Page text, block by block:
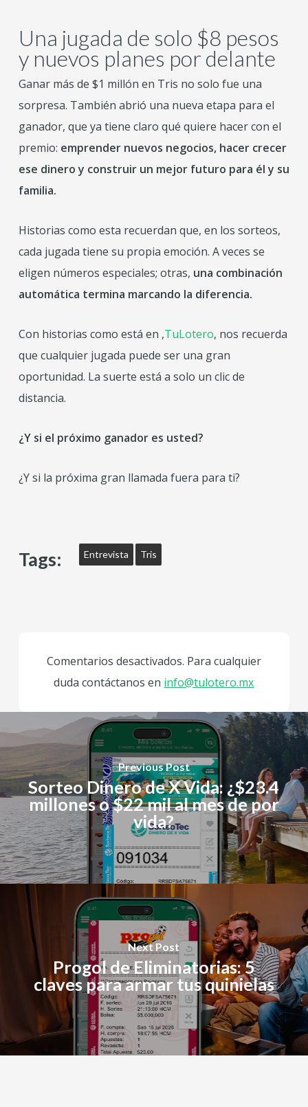
Una jugada de solo $8 pesos
y nuevos planes por delante
Ganar más de $1 millón en Tris no solo fue una
sorpresa. También abrió una nueva etapa para el
ganador, que ya tiene claro qué quiere hacer con el
premio: emprender nuevos negocios, hacer crecer
ese dinero y construir un mejor futuro para él y su
familia.
Historias como esta recuerdan que, en los sorteos,
cada jugada tiene su propia emoción. A veces se
eligen números especiales; otras, una combinación
automática termina marcando la diferencia.
Con historias como está en ,TuLotero, nos recuerda
que cualquier jugada puede ser una gran
oportunidad. La suerte está a solo un clic de
distancia.
¿Y si el próximo ganador es usted?
¿Y si la próxima gran llamada fuera para ti?
Tags: Entrevista Tris
Comentarios desactivados. Para cualquier
duda contáctanos en info@tulotero.mx
Previous Post
Sorteo Dinero de X Vida: ¿$23.4
millones o $22 mil al mes de por
vida?
Next Post
Progol de Eliminatorias: 5
claves para armar tus quinielas